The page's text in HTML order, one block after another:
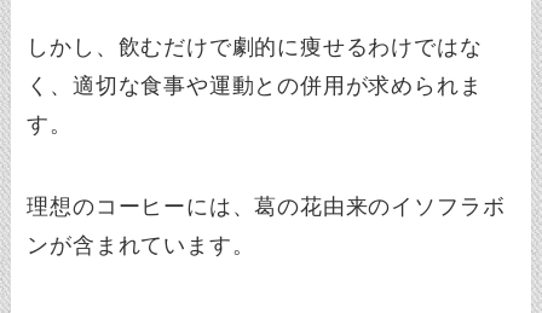
しかし、飲むだけで劇的に痩せるわけではな
く、適切な食事や運動との併用が求められま
す。
理想のコーヒーには、葛の花由来のイソフラボ
ンが含まれています。